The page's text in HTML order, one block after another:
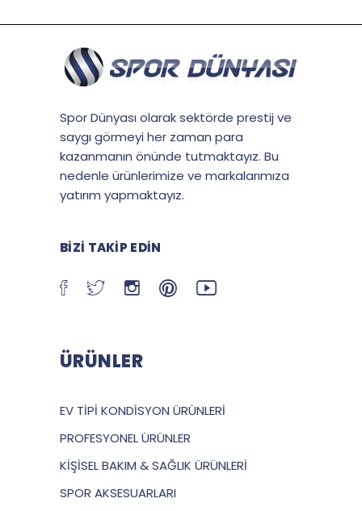
Spor Dünyası olarak sektörde prestij ve
saygı görmeyi her zaman para
kazanmanın önünde tutmaktayız. Bu
nedenle ürünlerimize ve markalarımıza
yatırım yapmaktayız.
BIZI TAKIP EDIN
ÜRÜNLER
EV TİPİ KONDİSYON ÜRÜNLERİ
PROFESYONEL ÜRÜNLER
KİŞİSEL BAKIM & SAĞLIK ÜRÜNLERİ
SPOR AKSESUARLARI